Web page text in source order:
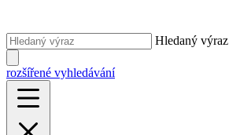
Hledaný výraz
rozšířené vyhledávání